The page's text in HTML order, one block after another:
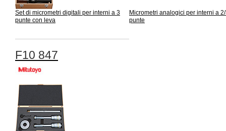
Set di micrometri digitali per interni a 3
punte con leva
Micrometri analogici per interni a
punte
F10 847